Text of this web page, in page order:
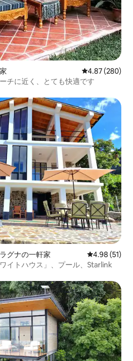
レビュー280
4.87 (280)
チに近く、とても快適です
グナの一軒家 レビュー51
4.98 (51)
イトハウス」、プール、Starlink